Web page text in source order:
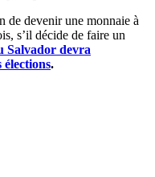
de devenir une monnaie à
s’il décide de faire un
Salvador devra
élections.